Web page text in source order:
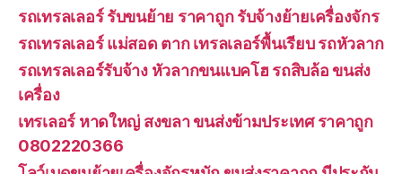
รถเทรลเลอร์ รับขนย้าย ราคาถูก รับจ้างย้ายเครื่องจักร
รถเทรลเลอร์ แม่สอด ตาก เทรลเลอร์พื้นเรียบ รถหัวลาก
รถเทรลเลอร์รับจ้าง หัวลากขนแบคโฮ รถสิบล้อ ขนส่ง
เครื่อง
เทรเลอร์ หาดใหญ่ สงขลา ขนส่งข้ามประเทศ ราคาถูก
0802220366